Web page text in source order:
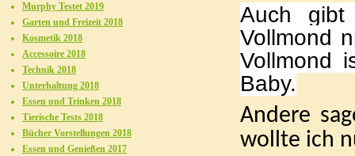
Auch
Vollmond
Vollmond
Baby.
Andere
wollte ich
Murphy Testet 2019
Garten und Freizeit 2018
Kosmetik 2018
Accessoire 2018
Technik 2018
Unterhaltung 2018
Essen und Trinken 2018
Tierische Tests 2018
Bücher Vorstellungen 2018
Essen und Genießen 2017